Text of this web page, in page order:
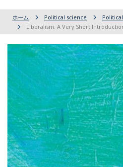
ホーム Political science
Liberalism: A Very Short